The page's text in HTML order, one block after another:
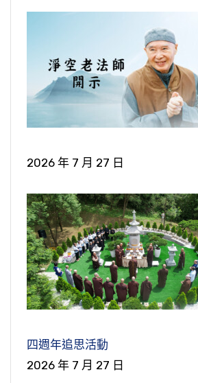
2026 年 7 月 27 日
四週年追思活動
2026 年 7 月 27 日